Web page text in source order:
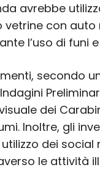
avrebbe
vetrine con
l’uso di funi
secondo
dei
Inoltre, gli
dei social
le attività